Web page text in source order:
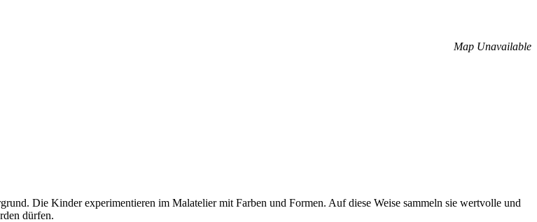
Map Unavailable
Die Kinder experimentieren im Malatelier mit Farben und Formen. Auf diese Weise sammeln sie wertvolle und
dürfen.